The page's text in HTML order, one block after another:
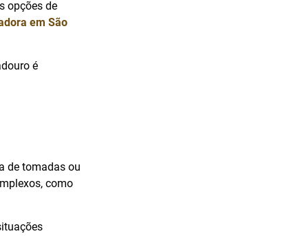
opções de
em São
é
de tomadas ou
como